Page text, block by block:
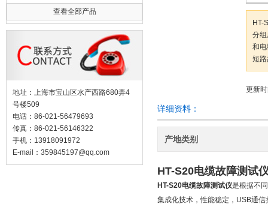
查看全部产品
地址：上海市宝山区水产西路680弄4
号楼509
电话：86-021-56479693
传真：86-021-56146322
手机：13918091972
E-mail： 359845197@qq.com
HT-
分
和
短
更新
详细资料：
产地类别
HT-S20电缆故障测试
HT-S20电缆故障测试仪是根据不
集成化技术，性能稳定，USB通